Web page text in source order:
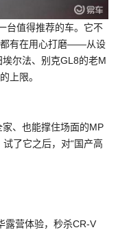
台值得推荐的车。它不
都有在用心打磨——从设
埃尔法、 别克GL8的老M
上限。
、也能撑住场面的MP
了它之后，对“国产高
露营体验，秒杀CR-V